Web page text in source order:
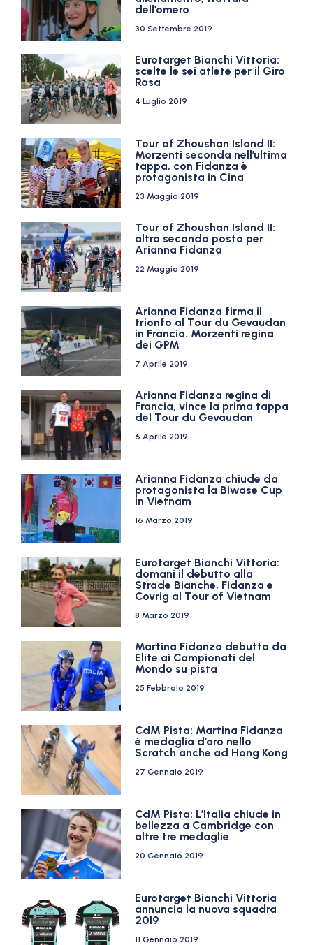
dell’omero
30 Settembre 2019
Eurotarget Bianchi Vittoria:
scelte le sei atlete per il Giro
Rosa
4 Luglio 2019
Tour of Zhoushan Island II:
Morzenti seconda nell’ultima
tappa, con Fidanza è
protagonista in Cina
23 Maggio 2019
Tour of Zhoushan Island II:
altro secondo posto per
Arianna Fidanza
22 Maggio 2019
Arianna Fidanza firma il
trionfo al Tour du Gevaudan
in Francia. Morzenti regina
dei GPM
7 Aprile 2019
Arianna Fidanza regina di
Francia, vince la prima tappa
del Tour du Gevaudan
6 Aprile 2019
Arianna Fidanza chiude da
protagonista la Biwase Cup
in Vietnam
16 Marzo 2019
Eurotarget Bianchi Vittoria:
domani il debutto alla
Strade Bianche, Fidanza e
Covrig al Tour of Vietnam
8 Marzo 2019
Martina Fidanza debutta da
Elite ai Campionati del
Mondo su pista
25 Febbraio 2019
CdM Pista: Martina Fidanza
è medaglia d’oro nello
Scratch anche ad Hong Kong
27 Gennaio 2019
CdM Pista: L’Italia chiude in
bellezza a Cambridge con
altre tre medaglie
20 Gennaio 2019
Eurotarget Bianchi Vittoria
annuncia la nuova squadra
2019
11 Gennaio 2019